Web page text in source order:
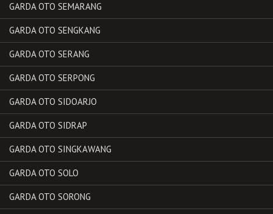
GARDA OTO SEMARANG
GARDA OTO SENGKANG
GARDA OTO SERANG
GARDA OTO SERPONG
GARDA OTO SIDOARJO
GARDA OTO SIDRAP
GARDA OTO SINGKAWANG
GARDA OTO SOLO
GARDA OTO SORONG